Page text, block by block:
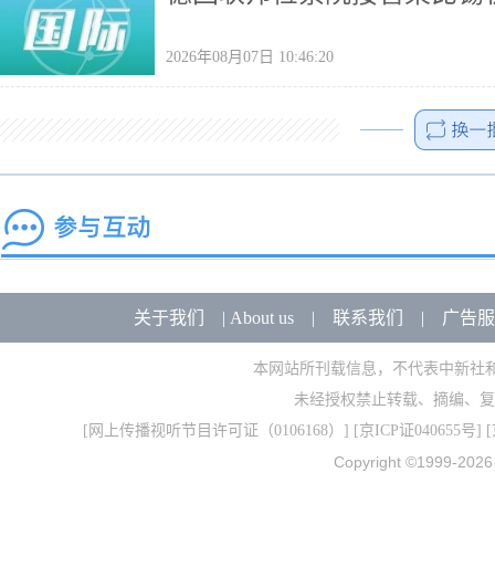
2026年08月07日 10:46:20
关于我们 | About us| 联系我们 | 广告
本网站所刊载信息，不代表中新社
未经授权禁止转载、摘编、
[ 网上传播视听节目许可证（0106168） ] [京ICP证040655号] [
Copyright ©1999-